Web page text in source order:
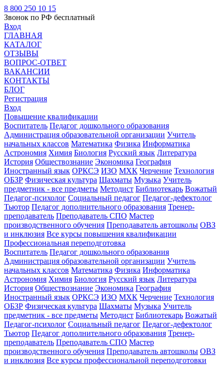
8 800 250 10 15
Звонок по РФ бесплатный
Вход
ГЛАВНАЯ
КАТАЛОГ
ОТЗЫВЫ
ВОПРОС-ОТВЕТ
ВАКАНСИИ
КОНТАКТЫ
БЛОГ
Регистрация
Вход
Повышение квалификации
Воспитатель Педагог дошкольного образования
Администрация образовательной организации Учитель
начальных классов Математика Физика Информатика
Астрономия Химия Биология Русский язык Литература
История Обществознание Экономика География
Иностранный язык ОРКСЭ ИЗО МХК Черчение Технология
ОБЗР Физическая культура Шахматы Музыка Учитель
предметник - все предметы Методист Библиотекарь Вожатый
Педагог-психолог Социальный педагог Педагог-дефектолог
Тьютор Педагог дополнительного образования Тренер-
преподаватель Преподаватель СПО Мастер
производственного обучения Преподаватель автошколы ОВЗ
и инклюзия Все курсы повышения квалификации
Профессиональная переподготовка
Воспитатель Педагог дошкольного образования
Администрация образовательной организации Учитель
начальных классов Математика Физика Информатика
Астрономия Химия Биология Русский язык Литература
История Обществознание Экономика География
Иностранный язык ОРКСЭ ИЗО МХК Черчение Технология
ОБЗР Физическая культура Шахматы Музыка Учитель
предметник - все предметы Методист Библиотекарь Вожатый
Педагог-психолог Социальный педагог Педагог-дефектолог
Тьютор Педагог дополнительного образования Тренер-
преподаватель Преподаватель СПО Мастер
производственного обучения Преподаватель автошколы ОВЗ
и инклюзия Все курсы профессиональной переподготовки